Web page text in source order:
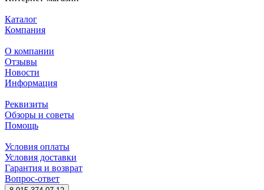
Каталог
Компания
О компании
Отзывы
Новости
Информация
Реквизиты
Обзоры и советы
Помощь
Условия оплаты
Условия доставки
Гарантия и возврат
Вопрос-ответ